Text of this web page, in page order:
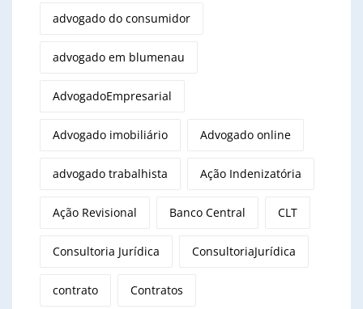
advogado do consumidor
advogado em blumenau
AdvogadoEmpresarial
Advogado imobiliário Advogado online
advogado trabalhista Ação Indenizatória
Ação Revisional Banco Central CLT
Consultoria Jurídica ConsultoriaJurídica
contrato Contratos